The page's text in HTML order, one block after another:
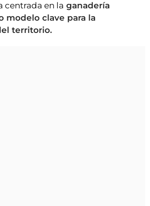
centrada en la ganadería
modelo clave para la
territorio.